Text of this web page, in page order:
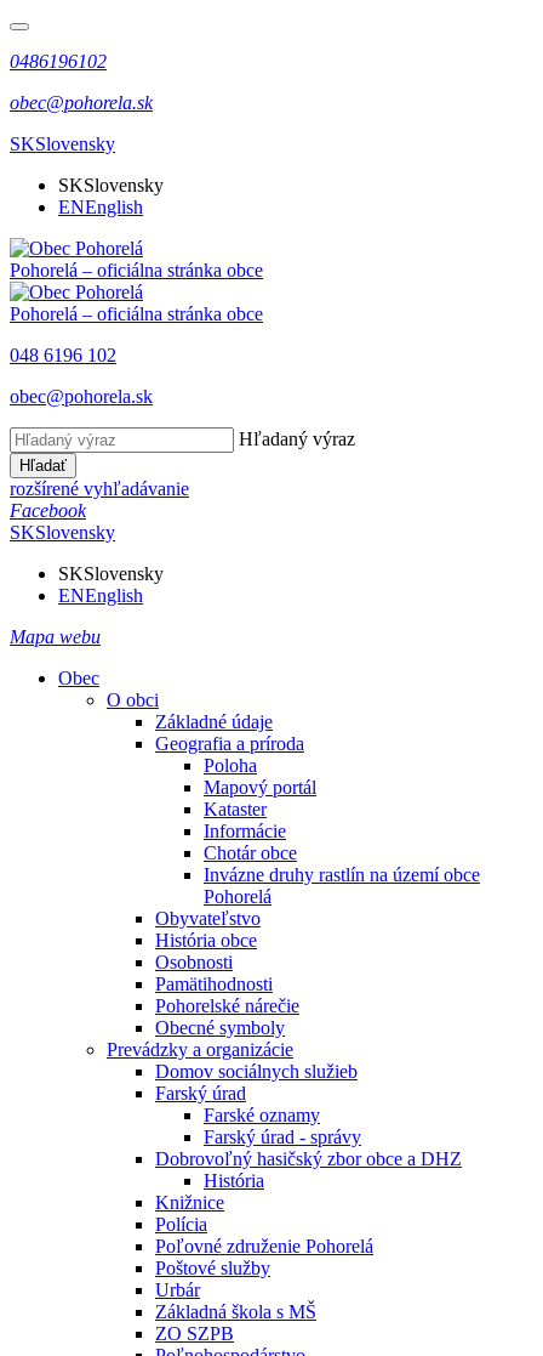
0486196102
obec@pohorela.sk
SKSlovensky
SKSlovensky
ENEnglish
Pohorelá – oficiálna stránka obce
Pohorelá – oficiálna stránka obce
048 6196 102
obec@pohorela.sk
Hľadaný výraz
Hľadať
rozšírené vyhľadávanie
Facebook
SKSlovensky
SKSlovensky
ENEnglish
Mapa webu
Obec
O obci
Základné údaje
Geografia a príroda
Poloha
Mapový portál
Kataster
Informácie
Chotár obce
Invázne druhy rastlín na území obce
Pohorelá
Obyvateľstvo
História obce
Osobnosti
Pamätihodnosti
Pohorelské nárečie
Obecné symboly
Prevádzky a organizácie
Domov sociálnych služieb
Farský úrad
Farské oznamy
Farský úrad - správy
Dobrovoľný hasičský zbor obce a DHZ
História
Knižnice
Polícia
Poľovné združenie Pohorelá
Poštové služby
Urbár
Základná škola s MŠ
ZO SZPB